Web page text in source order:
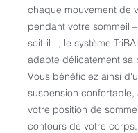
chaque mouvement de
pendant votre sommeil
soit-il –, le système
adapte délicatement sa
Vous bénéficiez ainsi
suspension
votre position de
contours de votre